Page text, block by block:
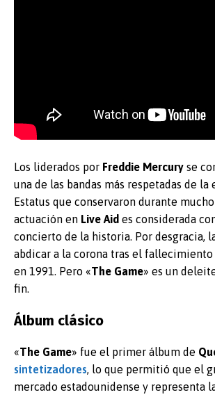
Los liderados por Freddie Mercury se
una de las bandas más respetadas de la
Estatus que conservaron durante
actuación en Live Aid es considerada
concierto de la historia. Por desgracia,
abdicar a la corona tras el fallecimiento
en 1991. Pero «The Game» es un
fin.
Álbum clásico
«The Game» fue el primer álbum de
sintetizadores, lo que permitió que el
mercado estadounidense y representa